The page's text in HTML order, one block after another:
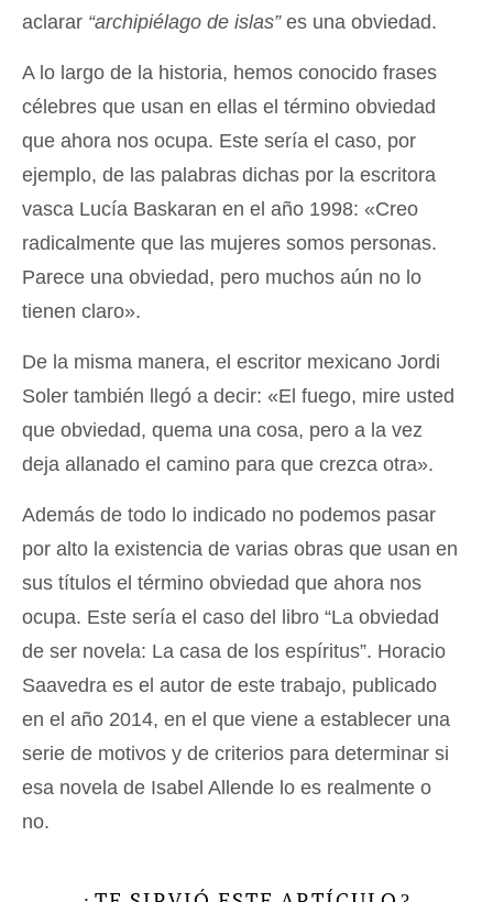
aclarar “archipiélago de islas”es una obviedad.
A lo largo de la historia, hemos conocido frases
célebres que usan en ellas el término obviedad
que ahora nos ocupa. Este sería el caso, por
ejemplo, de las palabras dichas por la escritora
vasca Lucía Baskaran en el año 1998: «Creo
radicalmente que las mujeres somos personas.
Parece una obviedad, pero muchos aún no lo
tienen claro».
De la misma manera, el escritor mexicano Jordi
Soler también llegó a decir: «El fuego, mire usted
que obviedad, quema una cosa, pero a la vez
deja allanado el camino para que crezca otra».
Además de todo lo indicado no podemos pasar
por alto la existencia de varias obras que usan en
sus títulos el término obviedad que ahora nos
ocupa. Este sería el caso del libro “La obviedad
de ser novela: La casa de los espíritus”. Horacio
Saavedra es el autor de este trabajo, publicado
en el año 2014, en el que viene a establecer una
serie de motivos y de criterios para determinar si
esa novela de Isabel Allende lo es realmente o
no.